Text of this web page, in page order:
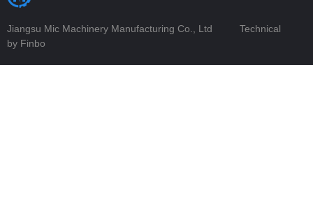
Jiangsu Mic Machinery Manufacturing Co., Ltd
Technical
by Finbo